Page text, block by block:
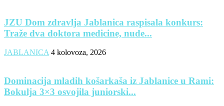
JZU Dom zdravlja Jablanica raspisala konkurs:
Traže dva doktora medicine, nude...
JABLANICA 4 kolovoza, 2026
Dominacija mladih košarkaša iz Jablanice u Rami:
Bokulja 3×3 osvojila juniorski...